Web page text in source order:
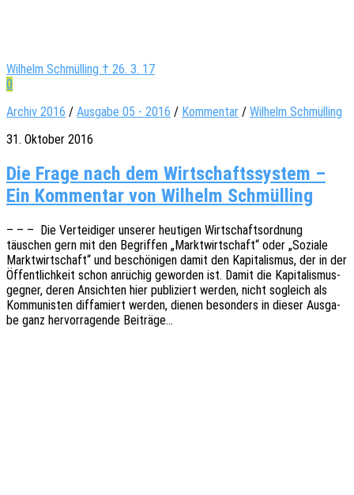
Wilhelm Schmülling † 26. 3. 17
0
Archiv 2016 / Ausgabe 05 - 2016 / Kommentar / Wilhelm Schmülling
31. Oktober 2016
Die Frage nach dem Wirt­schafts­sys­tem –
Ein Kom­men­tar von Wil­helm Schmülling
– – – Die Vertei­di­ger unse­rer heuti­gen Wirt­schafts­ord­nung
täuschen gern mit den Begrif­fen „Markt­wirt­schaft“ oder „Sozia­le
Markt­wirt­schaft“ und beschö­ni­gen damit den Kapi­ta­lis­mus, der in der
Öffent­lich­keit schon anrü­chig gewor­den ist. Damit die Kapi­ta­lis­mus­
geg­ner, deren Ansich­ten hier publi­ziert werden, nicht sogleich als
Kommu­nis­ten diffa­miert werden, dienen beson­ders in dieser Ausga­
be ganz hervor­ra­gen­de Beiträge…